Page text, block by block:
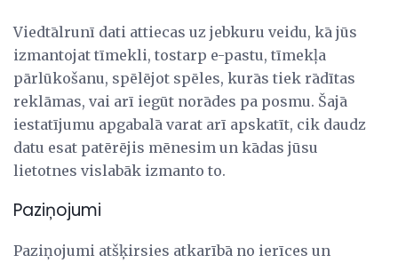
Viedtālrunī dati attiecas uz jebkuru veidu, kā jūs
izmantojat tīmekli, tostarp e-pastu, tīmekļa
pārlūkošanu, spēlējot spēles, kurās tiek rādītas
reklāmas, vai arī iegūt norādes pa posmu. Šajā
iestatījumu apgabalā varat arī apskatīt, cik daudz
datu esat patērējis mēnesim un kādas jūsu
lietotnes vislabāk izmanto to.
Paziņojumi
Paziņojumi atšķirsies atkarībā no ierīces un